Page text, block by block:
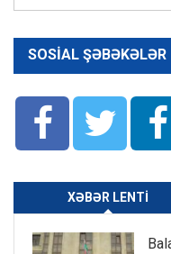
SOSIAL ŞƏBƏKƏLƏR
XƏBƏR LENTI